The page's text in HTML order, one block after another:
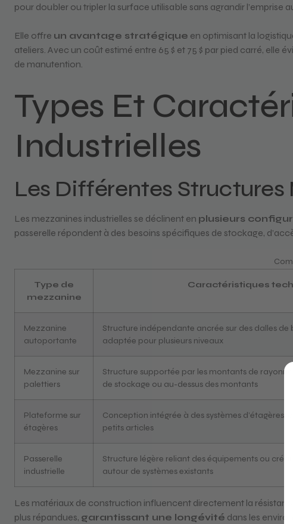
pour doubler ou tripler la surface utilisable sans agrandir l’emprise
Elle offre un avantage stratégique en optimisant la
ateliers. Avec un coût estimé entre 65 $ et 75 $ par pied carré, elle
de manutention.
Types Et
Industrielles
Les Différentes
Les mezzanines industrielles se déclinent en plusieurs
passerelle répondent à des besoins spécifiques de stockage,
Type de
mezzanine
Caractéristiques
Mezzanine
autoportante
Structure indépendante ancrée sur des dalles
adaptée pour plusieurs niveaux
Mezzanine sur
palettiers
Structure supportée par les montants de
de stockage ou au-dessus des montants
Plateforme sur
étagères
Conception intégrée à des systèmes d’étagères,
petits articles
Passerelle
industrielle
Structure légère reliant des équipements ou
autour de systèmes existants
Les matériaux de construction influencent directement la
plus répandues, garantissant une longévité dans les